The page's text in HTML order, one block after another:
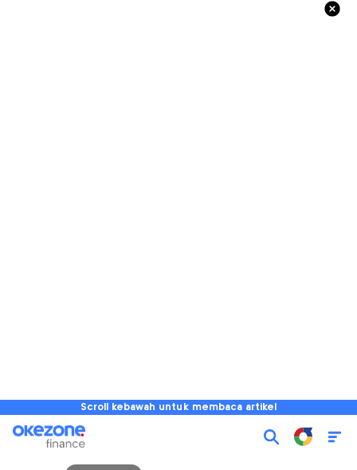
Scroll kebawah untuk membaca artikel